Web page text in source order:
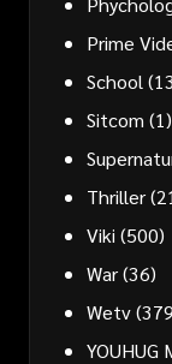
Prime
School
Sitcom (1)
Thriller
Viki (500)
War(36)
Wetv
YOUHUG